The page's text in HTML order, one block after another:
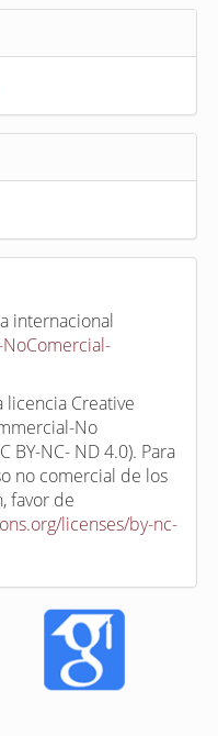
internacional
licencia Creative
No
BY-NC- ND 4.0). Para
no comercial de los
favor de
licenses/by-nc-